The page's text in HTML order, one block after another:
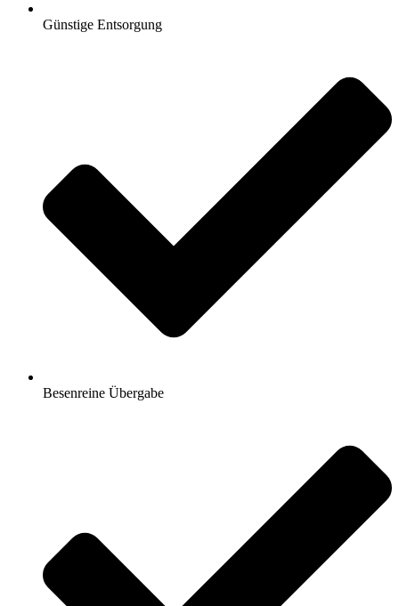
Günstige Entsorgung
Besenreine Übergabe